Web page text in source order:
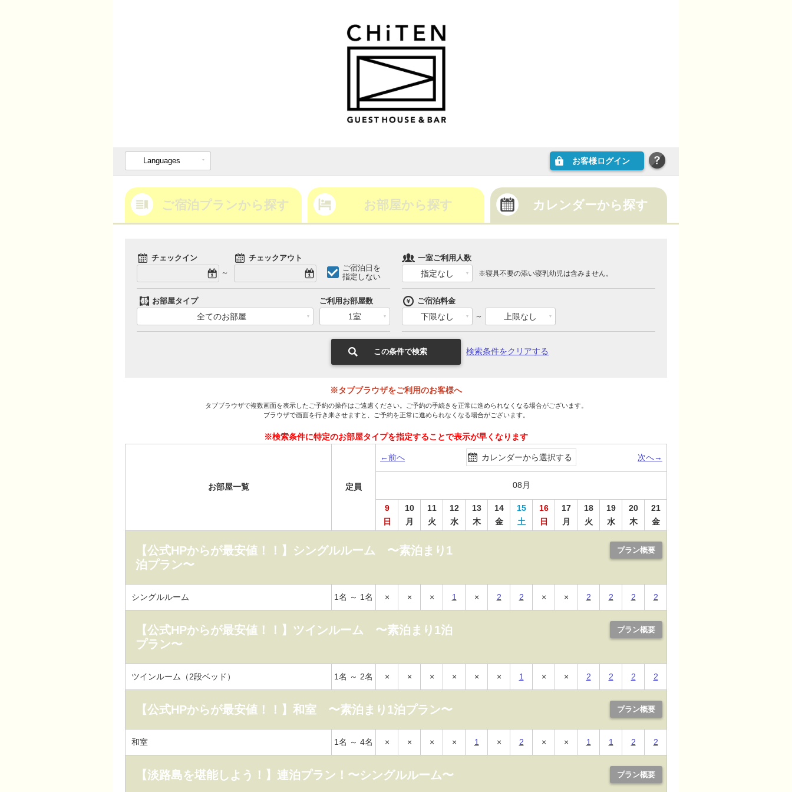
Languages お客様ログイン
ご宿泊プランから探す お部屋から探す カレンダーから探す
チェックイン
～
チェックアウト
ご宿泊日を
指定しない
一室ご利用人数
指定なし ※寝具不要の添い寝乳幼児は含みません。
お部屋タイプ
全てのお部屋
ご利用お部屋数
1室
ご宿泊料金
下限なし ～ 上限なし
この条件で検索 検索条件をクリアする
※タブブラウザをご利用のお客様へ
タブブラウザで複数画面を表示したご予約の操作はご遠慮ください。ご予約の手続きを正常に進められなくなる場合がございます。
ブラウザで画面を行き来させますと、ご予約を正常に進められなくなる場合がございます。
※検索条件に特定のお部屋タイプを指定することで表示が早くなります
お部屋一覧 定員
←前へ カレンダーから選択する 次へ→
08 月
9
日
10
月
11
火
12
水
13
木
14
金
15
土
16
日
17
月
18
火
19
水
20
木
21
金
【公式HPからが最安値！！】シングルルーム 〜素泊まり1
泊プラン〜
プラン概要
シングルルーム 1名 ～ 1名 × × × 1 × 2 2 × × 2 2 2 2
【公式HPからが最安値！！】ツインルーム 〜素泊まり1泊
プラン〜
プラン概要
ツインルーム（2段ベッド） 1名 ～ 2名 × × × × × × 1 × × 2 2 2 2
【公式HPからが最安値！！】和室 〜素泊まり1泊プラン〜 プラン概要
和室 1名 ～ 4名 × × × × 1 × 2 × × 1 1 2 2
【淡路島を堪能しよう！】連泊プラン！〜シングルルーム〜 プラン概要